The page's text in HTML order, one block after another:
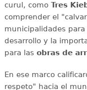
curul, como Tres
comprender el
municipalidades
desarrollo y la
para las obras de
En ese marco
respeto" hacia el